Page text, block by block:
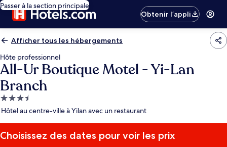
Passer à la section principale
Obtenir l’appli
Afficher tous les hébergements
Hôte professionnel
All-Ur Boutique Motel - Yi-Lan
Branch
Hébergement
3.5 étoiles
Hôtel au centre-ville à Yilan avec un restaurant
Choisissez des dates pour voir les prix